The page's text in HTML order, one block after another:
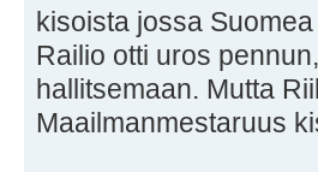
kisoista jossa
Railio otti uros
hallitsemaan. Mutta
Maailmanmestaruus